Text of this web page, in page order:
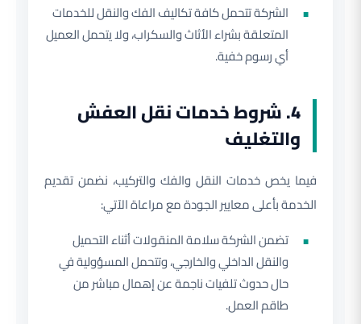
الشركة تتحمل كافة تكاليف الفك والنقل للخدمات
المتعلقة بشراء الأثاث والسكراب، ولا يتحمل العميل
أي رسوم خفية.
4. شروط خدمات نقل العفش
والتغليف
فيما يخص خدمات النقل والفك والتركيب، نضمن تقديم
الخدمة بأعلى معايير الجودة مع مراعاة الآتي:
تضمن الشركة سلامة المنقولات أثناء التحميل
والنقل الداخلي والخارجي، وتتحمل المسؤولية في
حال حدوث تلفيات ناجمة عن إهمال مباشر من
طاقم العمل.